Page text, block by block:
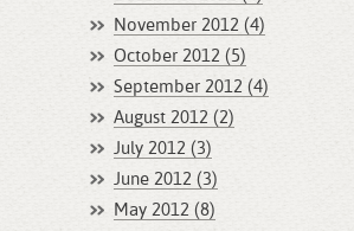
November 2012 (4)
October 2012 (5)
September 2012 (4)
August 2012 (2)
July 2012 (3)
June 2012 (3)
May 2012 (8)